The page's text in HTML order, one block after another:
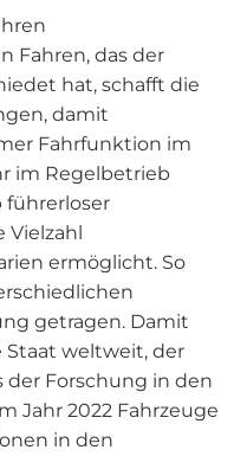
Fahren, das der
hat, schafft die
damit
Fahrfunktion im
im Regelbetrieb
führerloser
Vielzahl
ermöglicht. So
getragen. Damit
weltweit, der
der Forschung in den
Jahr 2022 Fahrzeuge
in den